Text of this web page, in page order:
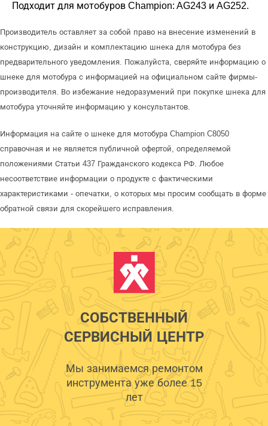
Подходит для мотобуров Champion: AG243 и AG252.
Производитель оставляет за собой право на внесение изменений в
конструкцию, дизайн и комплектацию шнека для мотобура без
предварительного уведомления. Пожалуйста, сверяйте информацию о
шнеке для мотобура с информацией на официальном сайте фирмы-
производителя. Во избежание недоразумений при покупке шнека для
мотобура уточняйте информацию у консультантов.
Информация на сайте о шнеке для мотобура Champion C8050
справочная и не является публичной офертой, определяемой
положениями Статьи 437 Гражданского кодекса РФ. Любое
несоответствие информации о продукте с фактическими
характеристиками - опечатки, о которых мы просим сообщать в форме
обратной связи для скорейшего исправления.
СОБСТВЕННЫЙ
СЕРВИСНЫЙ ЦЕНТР
Мы занимаемся ремонтом
инструмента уже более 15
лет